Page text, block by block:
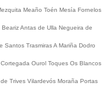
Meaño Toén Mesía Fornelos
BearizAntas de Ulla Negueira de
Santos TrasmirasA Mariña Dodro
Cortegada Ourol Toques Os Blancos
Trives Vilardevós Moraña Portas